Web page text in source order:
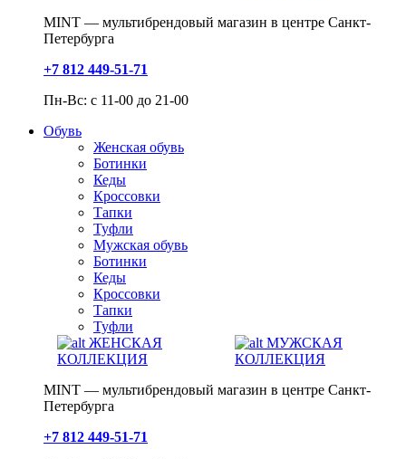
MINT — мультибрендовый магазин в центре Санкт-
Петербурга
+7 812 449-51-71
Пн-Вс: с 11-00 до 21-00
Обувь
Женская обувь
Ботинки
Кеды
Кроссовки
Тапки
Туфли
Мужская обувь
Ботинки
Кеды
Кроссовки
Тапки
Туфли
ЖЕНСКАЯ
КОЛЛЕКЦИЯ
МУЖСКАЯ
КОЛЛЕКЦИЯ
MINT — мультибрендовый магазин в центре Санкт-
Петербурга
+7 812 449-51-71